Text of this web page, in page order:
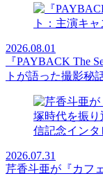
2026.08.01
『PAYBACK The
トが語った撮影秘
2026.07.31
芹香斗亜が『カフ